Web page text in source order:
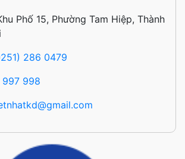
Phố 15, Phường Tam Hiệp, Thành
286 0479
997 998